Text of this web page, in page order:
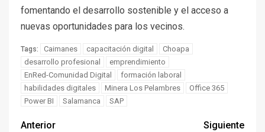
fomentando el desarrollo sostenible y el acceso a
nuevas oportunidades para los vecinos.
Tags: Caimanes capacitación digital
Choapa
desarrollo profesional
emprendimiento
EnRed-Comunidad Digital
formación laboral
habilidades digitales
Minera Los Pelambres
Office 365
Power BI
Salamanca SAP
Anterior
Siguiente